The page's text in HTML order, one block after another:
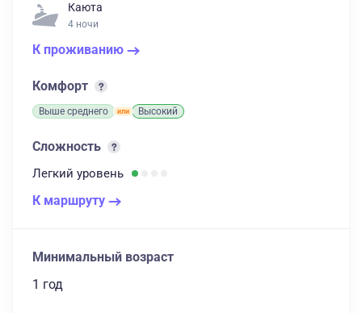
Каюта
4 ночи
К проживанию
Комфорт
Выше среднего Высокий
Сложность
Легкий уровень
К маршруту
Минимальный возраст
1 год